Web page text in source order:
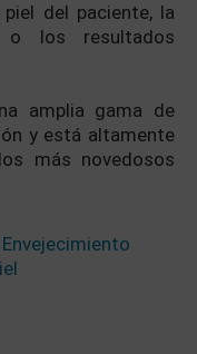
del paciente, la
o los resultados
amplia gama de
y está altamente
más novedosos